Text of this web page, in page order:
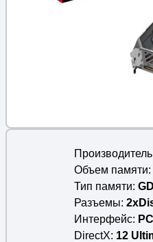
Производитель
Объем памяти
Тип памяти
Разъемы
Интерфейс
DirectX 12